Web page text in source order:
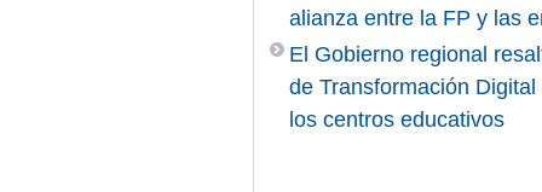
alianza entre la FP y las
El Gobierno regional
de Transformación
los centros educativos